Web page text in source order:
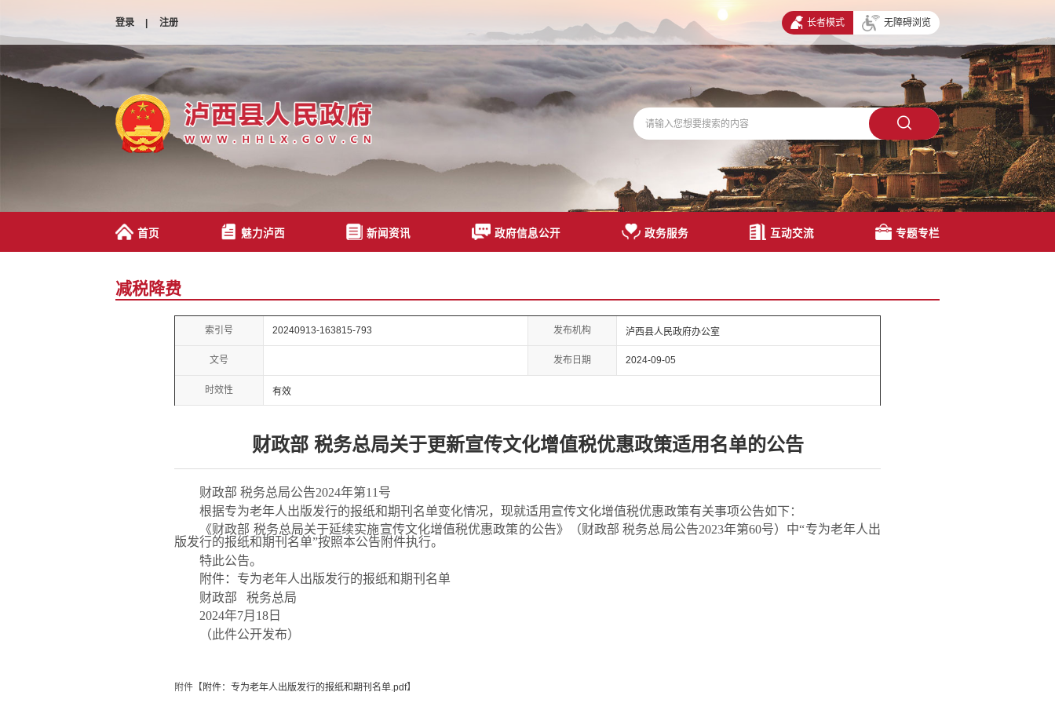
登录 | 注册 长者模式 无障碍浏览
首页 魅力泸西 新闻资讯 政府信息公开 政务服务 互动交流 专题专栏
减税降费
索引号 20240913-163815-793 发布机构 泸西县人民政府办公室
文号 发布日期 2024-09-05
时效性 有效
财政部 税务总局关于更新宣传文化增值税优惠政策适用名单的公告
财政部 税务总局公告2024年第11号
根据专为老年人出版发行的报纸和期刊名单变化情况，现就适用宣传文化增值税优惠政策有关事项公告如下：
《财政部 税务总局关于延续实施宣传文化增值税优惠政策的公告》（财政部 税务总局公告2023年第60号）中“专为老年人出
版发行的报纸和期刊名单”按照本公告附件执行。
特此公告。
附件：专为老年人出版发行的报纸和期刊名单
财政部 税务总局
2024年7月18日
（此件公开发布）
附件【 附件：专为老年人出版发行的报纸和期刊名单.pdf】